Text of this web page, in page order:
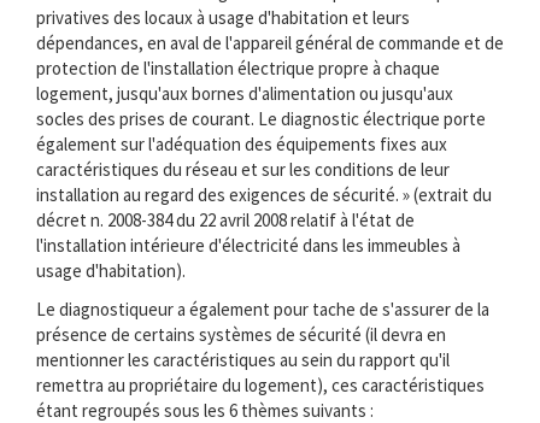
privatives des locaux à usage d'habitation et leurs
dépendances, en aval de l'appareil général de commande et de
protection de l'installation électrique propre à chaque
logement, jusqu'aux bornes d'alimentation ou jusqu'aux
socles des prises de courant. Le diagnostic électrique porte
également sur l'adéquation des équipements fixes aux
caractéristiques du réseau et sur les conditions de leur
installation au regard des exigences de sécurité. » (extrait du
décret n. 2008-384 du 22 avril 2008 relatif à l'état de
l'installation intérieure d'électricité dans les immeubles à
usage d'habitation).
Le diagnostiqueur a également pour tache de s'assurer de la
présence de certains systèmes de sécurité (il devra en
mentionner les caractéristiques au sein du rapport qu'il
remettra au propriétaire du logement), ces caractéristiques
étant regroupés sous les 6 thèmes suivants :